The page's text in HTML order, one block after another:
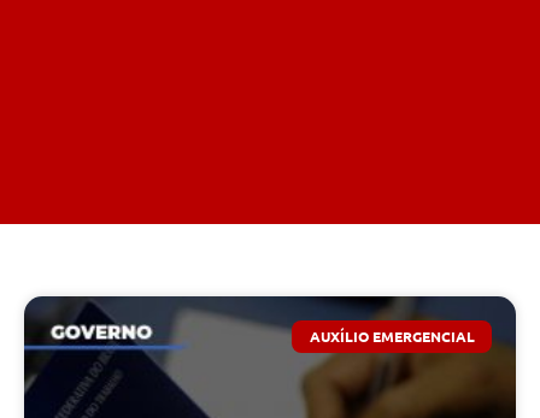
AUXÍLIO EMERGENCIAL